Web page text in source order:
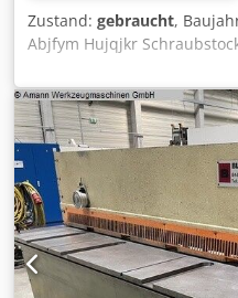
Zustand: gebraucht,
Abjfym Hujqjkr
2.000 mm
beachten Sie, dass die
verladebereiten Zustand
Vorführung unter Strom
nicht möglich. Darüber
aussagefähigsten Fotos
Zusendung weiterer Bilder